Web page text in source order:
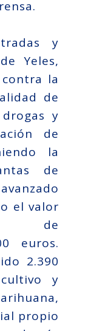
y
Yeles,
la
de
y
de
la
de
el valor
de
euros.
2.390
y
propio